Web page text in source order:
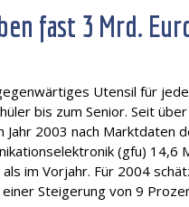
fast 3 Mrd.
Utensil für
bis zum Senior. Seit
Jahr 2003 nach Marktdaten
(gfu) 14,6
im Vorjahr. Für 2004
Steigerung von 9